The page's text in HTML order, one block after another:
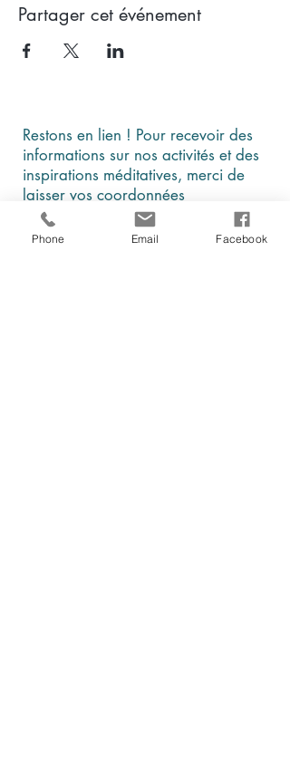
Partager cet événement
Restons en lien ! Pour recevoir des
informations sur nos activités et des
inspirations méditatives, merci de
laisser vos coordonnées
Phone Email Facebook